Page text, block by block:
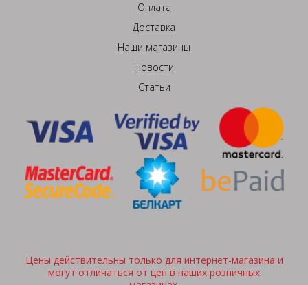
Оплата
Доставка
Наши магазины
Новости
Статьи
Цены действительны только для интернет-магазина и
могут отличаться от цен в наших розничных